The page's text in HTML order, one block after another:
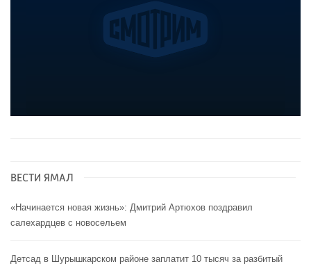
ВЕСТИ ЯМАЛ
«Начинается новая жизнь»: Дмитрий Артюхов поздравил
салехардцев с новосельем
Детсад в Шурышкарском районе заплатит 10 тысяч за разбитый